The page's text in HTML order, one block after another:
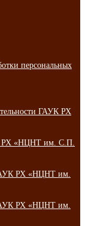
персональных
ГАУК РХ
РХ «НЦНТ им. С.П.
РХ «НЦНТ им.
РХ «НЦНТ им.